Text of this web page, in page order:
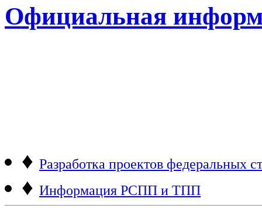
Официальная
♦ Разработка проектов федеральных
♦ Информация РСПП и ТПП